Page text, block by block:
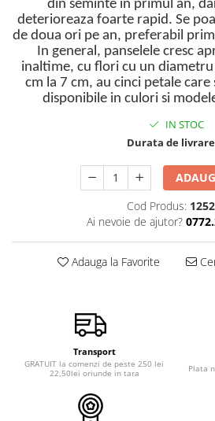
Semințe de Țelină
din seminte in primul an,
deterioreaza foarte rapid. Se
de doua ori pe an, preferabil
In general, panselele cresc
inaltime, cu flori cu un diametru
cm la 7 cm, au cinci petale care
disponibile in culori si
IN STOC
Durata de
Cod Produs: 1252
Ai nevoie de ajutor?
Adauga la Favorite
Transport
GRATUIT la comenzi de peste 250 lei
22,50lei oriunde in tara
Plata